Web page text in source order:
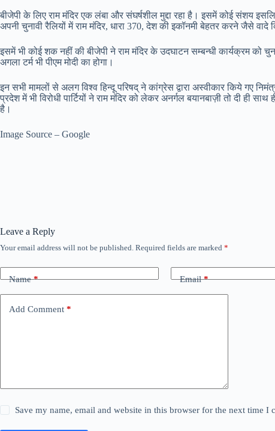
बीजेपी के लिए राम मंदिर एक लंबा और संघर्षशील मुद्दा रहा है। इसमें कोई संशय
अपनी चुनावी रैलियों में राम मंदिर, धारा 370, देश की इकॉनमी बेहतर करने जैसे
इसमें भी कोई शक नहीं की बीजेपी ने राम मंदिर के उदघाटन सम्बन्धी कार्यक्रम
अगला टर्म भी पीएम मोदी का होगा।
इन सभी मामलों से अलग विश्व हिन्दू परिषद् ने कांग्रेस द्वारा अस्वीकार किये गए
प्रदेश में भी विरोधी पार्टियों ने राम मंदिर को लेकर अनर्गल बयानबाज़ी तो दी
है।
Image Source – Google
Leave a Reply
Your email address will not be published. Required fields are marked *
Name* Email*
Add Comment *
Save my name, email and website in this browser for the next time I